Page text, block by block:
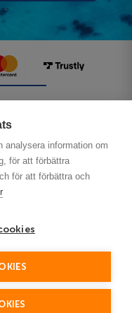
analysera information om
för att förbättra
för att förbättra och
the Google
apply.